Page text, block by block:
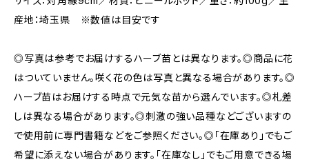
産地：埼玉県 ※数値は目安です
◎写真は参考でお届けするハーブ苗とは異なります。◎商品に花
はついていません。咲く花の色は写真と異なる場合があります。◎
ハーブ苗はお届けする時点で元気な苗から選んでいます。◎札差
しは異なる場合があります。◎刺激の強い品種などございますの
で使用前に専門書籍などをご参照ください。◎「在庫あり」でもご
希望に添えない場合があります。「在庫なし」でもご用意できる場